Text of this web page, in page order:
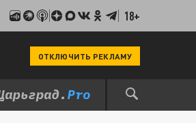
18+
ОТКЛЮЧИТЬ РЕКЛАМУ